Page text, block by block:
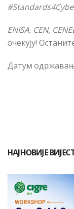
ENISA, CEN,
очекују!
Датум
НАЈНОВИЈЕ